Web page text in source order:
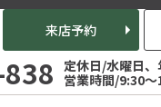
来店予約
定休日/水曜日
営業時間/9:30